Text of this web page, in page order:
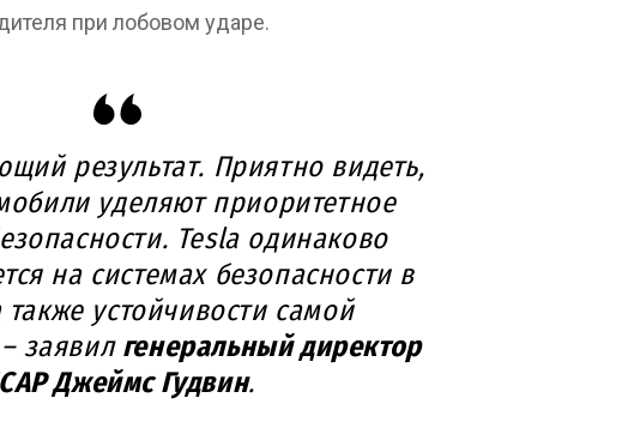
при лобовом ударе.
результат. Приятно видеть,
уделяют приоритетное
Tesla одинаково
на системах безопасности в
также устойчивости самой
заявил генеральный директор
Джеймс Гудвин.